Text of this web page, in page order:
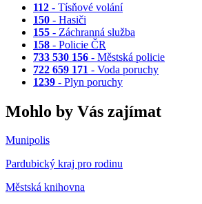
112 - Tísňové volání
150 - Hasiči
155 - Záchranná služba
158 - Policie ČR
733 530 156 - Městská policie
722 659 171 - Voda poruchy
1239 - Plyn poruchy
Mohlo by Vás zajímat
Munipolis
Pardubický kraj pro rodinu
Městská knihovna